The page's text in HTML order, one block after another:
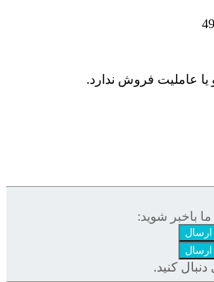
یا عاملیت فروش ندارد.
باخبر شوید:
ارسال
ارسال
کنید.